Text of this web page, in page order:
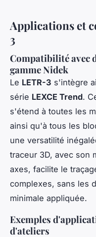
Applications et
3
Compatibilité avec
gamme Nidek
Le LETR-3 s'intègre
série LEXCE Trend.
s'étend à toutes les
ainsi qu'à tous les
une versatilité
traceur 3D, avec son
axes, facilite le
complexes, sans les
minimale appliquée.
Exemples
d'ateliers